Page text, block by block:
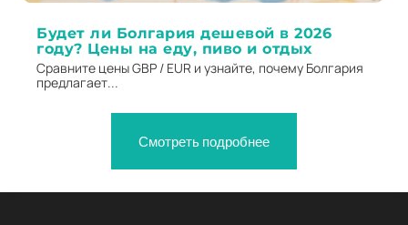
Будет ли Болгария дешевой в 2026
году? Цены на еду, пиво и отдых
Сравните цены GBP / EUR и узнайте, почему Болгария
предлагает...
Смотреть подробнее